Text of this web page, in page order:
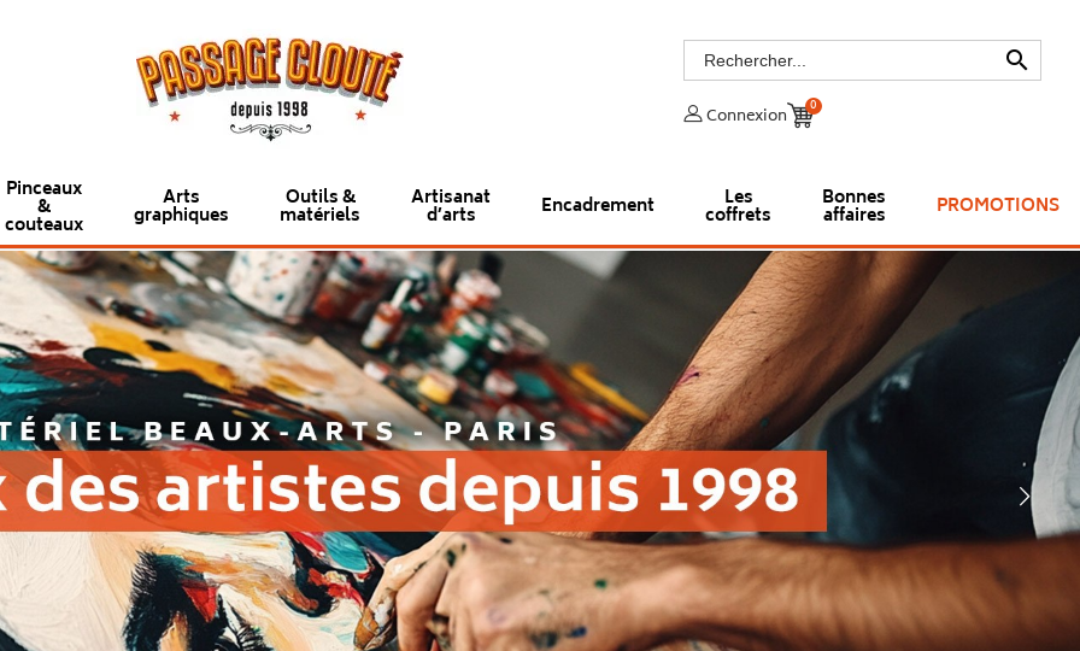

Connexion 0
Pinceaux
&
couteaux
Arts
graphiques
Outils &
matériels
Artisanat
d’arts Encadrement Les
coffrets
Bonnes
affaires PROMOTIONS